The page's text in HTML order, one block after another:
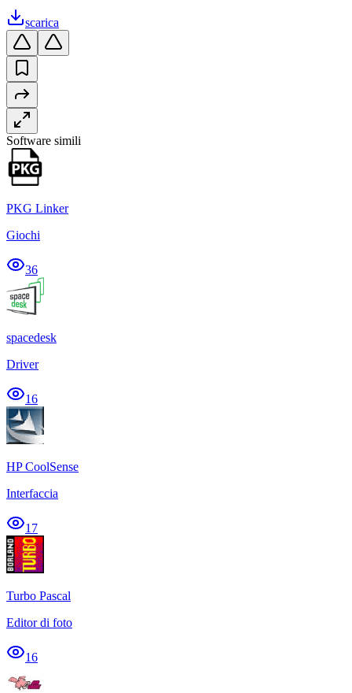
scarica
Software simili
PKG Linker
Giochi
36
spacedesk
Driver
16
HP CoolSense
Interfaccia
17
Turbo Pascal
Editor di foto
16